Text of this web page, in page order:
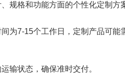
规格和功能方面的个性化定制方
为7-15个工作日，定制产品可能
输状态，确保准时交付。